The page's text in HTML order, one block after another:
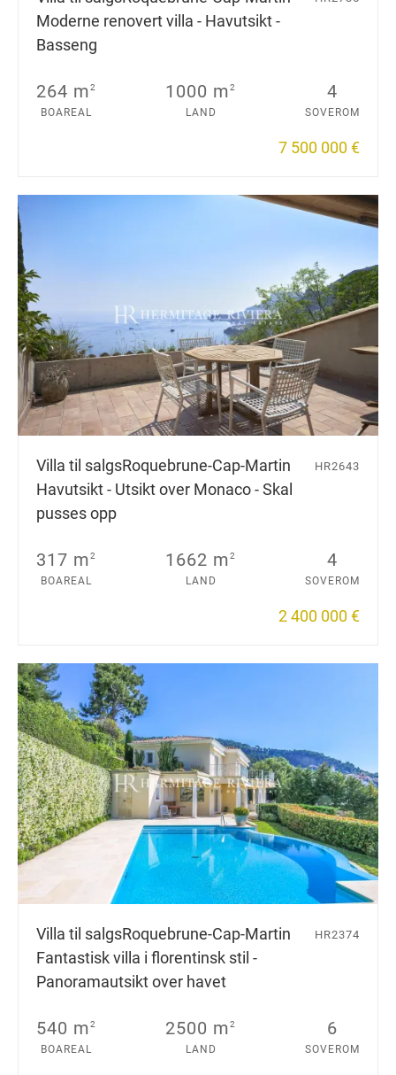
Moderne renovert villa - Havutsikt -
Basseng
264 m2
BOAREAL
1000 m2
LAND
4
SOVEROM
7 500 000 €
Villa til salgsRoquebrune-Cap-Martin
Havutsikt - Utsikt over Monaco - Skal
pusses opp
HR2643
317 m2
BOAREAL
1662 m2
LAND
4
SOVEROM
2 400 000 €
Villa til salgsRoquebrune-Cap-Martin
Fantastisk villa i florentinsk stil -
Panoramautsikt over havet
HR2374
540 m2
BOAREAL
2500 m2
LAND
6
SOVEROM